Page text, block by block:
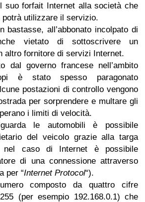
suo forfait Internet alla società che
utilizzare il servizio.
bastasse, all’abbonato incolpato di
vietato di sottoscrivere un
altro fornitore di servizi Internet.
dal governo francese nell’ambito
è stato spesso paragonato
postazioni di controllo vengono
per sorprendere e multare gli
i limiti di velocità.
le automobili è possibile
del veicolo grazie alla targa
nel caso di Internet è possibile
di una connessione attraverso
per “Internet Protocol“).
composto da quattro cifre
(per esempio 192.168.0.1) che